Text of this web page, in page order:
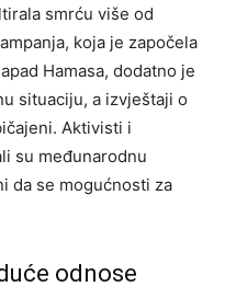
smrću više od
koja je započela
Hamasa, dodatno je
situaciju, a izvještaji o
Aktivisti i
su međunarodnu
da se mogućnosti za
odnose